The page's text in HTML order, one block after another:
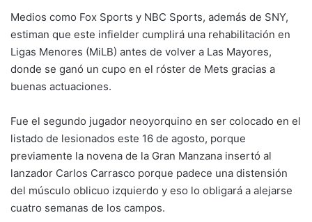
Medios como Fox Sports y NBC Sports, además de SNY,
estiman que este infielder cumplirá una rehabilitación en
Ligas Menores (MiLB) antes de volver a Las Mayores,
donde se ganó un cupo en el róster de Mets gracias a
buenas actuaciones.
Fue el segundo jugador neoyorquino en ser colocado en el
listado de lesionados este 16 de agosto, porque
previamente la novena de la Gran Manzana insertó al
lanzador Carlos Carrasco porque padece una distensión
del músculo oblicuo izquierdo y eso lo obligará a alejarse
cuatro semanas de los campos.